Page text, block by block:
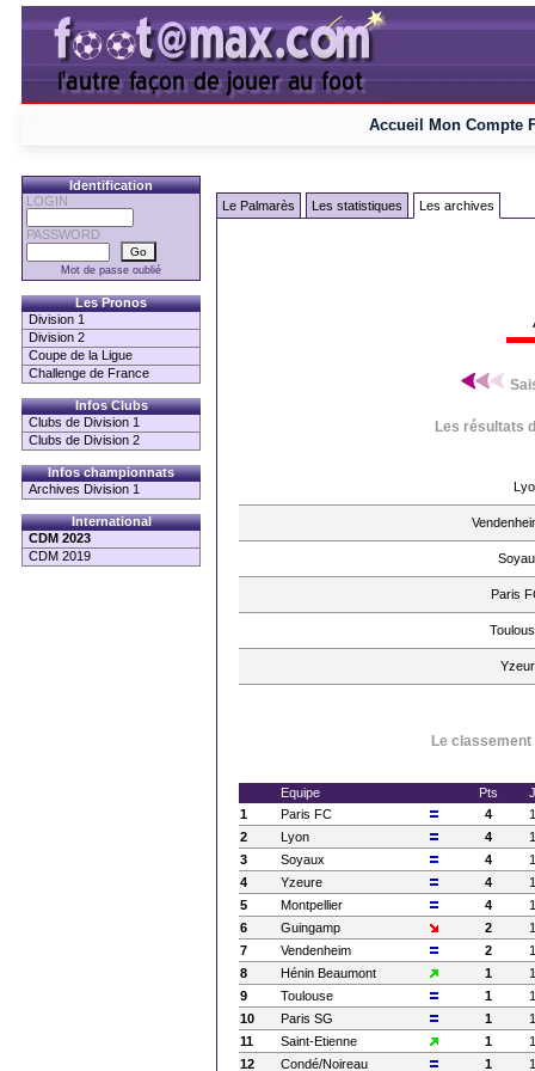
Accueil Mon Compte
Identification
LOGIN
PASSWORD
Mot de passe oublié
Les Pronos
Division 1
Division 2
Coupe de la Ligue
Challenge de France
Infos Clubs
Clubs de Division 1
Clubs de Division 2
Infos championnats
Archives Division 1
International
CDM 2023
CDM 2019
Le Palmarès Les statistiques Les archives
Les résultats
Paris
Le classement
Equipe Pts
J
1
Paris FC 4
1
2
Lyon 4
1
3
Soyaux 4
1
4
Yzeure 4
1
5
Montpellier 4
1
6
Guingamp 2
1
7
Vendenheim 2
1
8
Hénin Beaumont 1
1
9
Toulouse 1
1
10
Paris SG 1
1
11
Saint-Etienne 1
1
12
Condé/Noireau 1 1